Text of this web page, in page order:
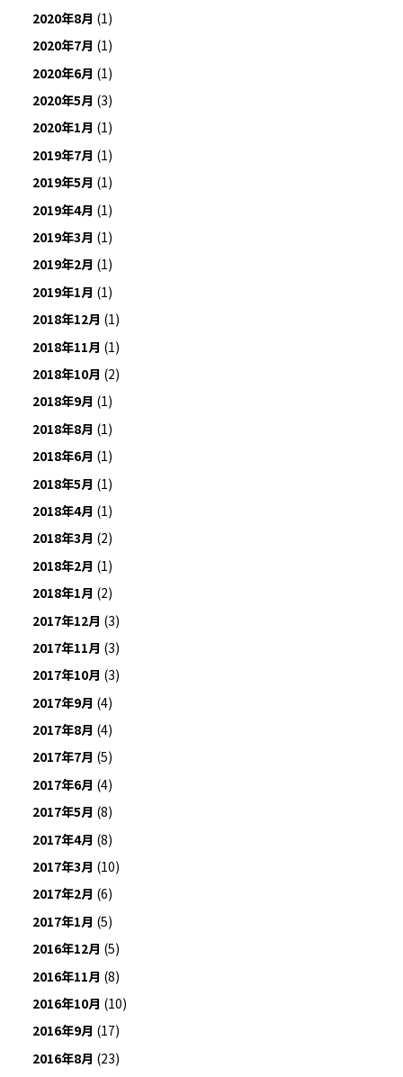
2020年8月 (1)
2020年7月 (1)
2020年6月 (1)
2020年5月 (3)
2020年1月 (1)
2019年7月 (1)
2019年5月 (1)
2019年4月 (1)
2019年3月 (1)
2019年2月 (1)
2019年1月 (1)
2018年12月 (1)
2018年11月 (1)
2018年10月 (2)
2018年9月 (1)
2018年8月 (1)
2018年6月 (1)
2018年5月 (1)
2018年4月 (1)
2018年3月 (2)
2018年2月 (1)
2018年1月 (2)
2017年12月 (3)
2017年11月 (3)
2017年10月 (3)
2017年9月 (4)
2017年8月 (4)
2017年7月 (5)
2017年6月 (4)
2017年5月 (8)
2017年4月 (8)
2017年3月 (10)
2017年2月 (6)
2017年1月 (5)
2016年12月 (5)
2016年11月 (8)
2016年10月 (10)
2016年9月 (17)
2016年8月 (23)